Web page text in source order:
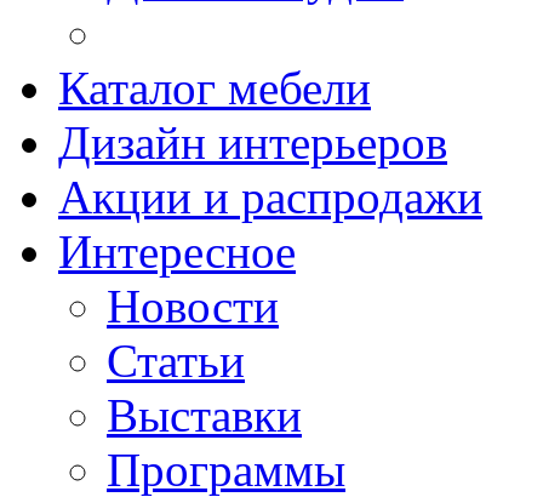
Каталог мебели
Дизайн интерьеров
Акции и распродажи
Интересное
Новости
Статьи
Выставки
Программы